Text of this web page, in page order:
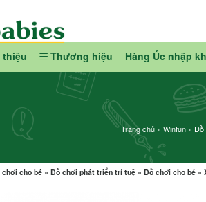
Thương hiệu Hàng Úc nhập
Trang chủ» Winfun» Đồ
cho bé » Đồ chơi phát triển trí tuệ » Đồ chơi cho bé »